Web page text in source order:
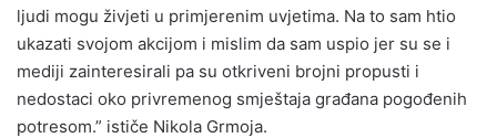
ljudi mogu živjeti u primjerenim uvjetima. Na to sam htio
ukazati svojom akcijom i mislim da sam uspio jer su se i
mediji zainteresirali pa su otkriveni brojni propusti i
nedostaci oko privremenog smještaja građana pogođenih
potresom.” ističe Nikola Grmoja.